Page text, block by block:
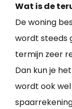
Wat is de
De woning
wordt steeds
termijn zeer
Dan kun je
wordt ook